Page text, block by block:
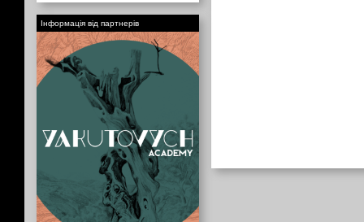
Інформація від партнерів